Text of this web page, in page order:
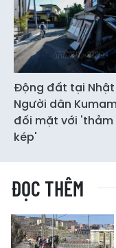
Động đất tại Nhật
Người dân
đối mặt với 'thảm
kép'
ĐỌC THÊM